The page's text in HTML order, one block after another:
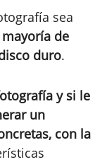
sea
de
duro.
y si le
un
con la